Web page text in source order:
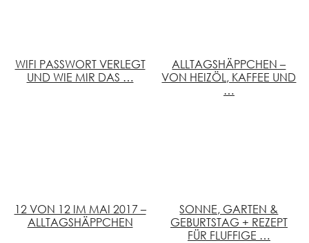
WIFI PASSWORT VERLEGT
UND WIE MIR DAS …
ALLTAGSHÄPPCHEN –
VON HEIZÖL, KAFFEE UND
…
12 VON 12 IM MAI 2017 –
ALLTAGSHÄPPCHEN
SONNE, GARTEN &
GEBURTSTAG + REZEPT
FÜR FLUFFIGE …